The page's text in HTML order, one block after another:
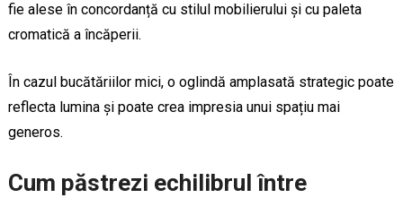
fie alese în concordanță cu stilul mobilierului și cu paleta
cromatică a încăperii.
În cazul bucătăriilor mici, o oglindă amplasată strategic poate
reflecta lumina și poate crea impresia unui spațiu mai
generos.
Cum păstrezi echilibrul între